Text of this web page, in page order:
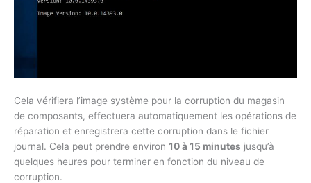
Cela vérifiera l’image système pour la corruption du magasin
de composants, effectuera automatiquement les opérations de
réparation et enregistrera cette corruption dans le fichier
journal. Cela peut prendre environ 10 à 15 minutes jusqu’à
quelques heures pour terminer en fonction du niveau de
corruption.